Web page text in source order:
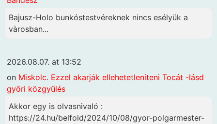
Bajusz-Holo bunkóstestvéreknek nincs esélyük a
vàrosban...
2026.08.07. at 13:52
on Miskolc. Ezzel akarják ellehetetleníteni Tocát -lásd
győri közgyűlés
Akkor egy is olvasnivaló :
https://24.hu/belfold/2024/10/08/gyor-polgarmester-